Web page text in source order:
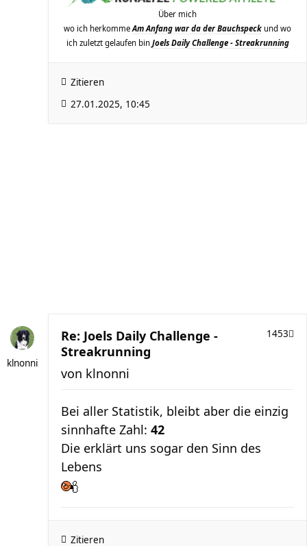
Über mich
wo ich herkomme Am Anfang war da der Bauchspeck und wo
ich zuletzt gelaufen bin Joels Daily Challenge - Streakrunning
Zitieren
27.01.2025, 10:45
klnonni
Re: Joels Daily Challenge -
Streakrunning
1453
von klnonni
Bei aller Statistik, bleibt aber die einzig
sinnhafte Zahl: 42
Die erklärt uns sogar den Sinn des
Lebens
Zitieren